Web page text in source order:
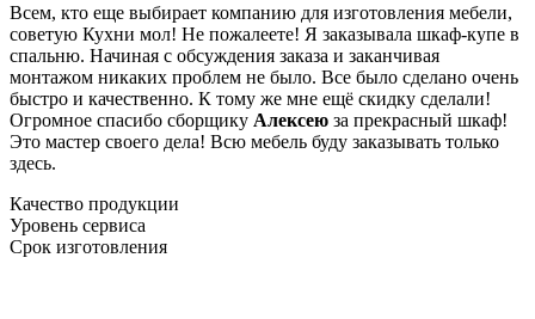
Всем, кто еще выбирает компанию для изготовления мебели,
советую Кухни мол! Не пожалеете! Я заказывала шкаф-купе в
спальню. Начиная с обсуждения заказа и заканчивая
монтажом никаких проблем не было. Все было сделано очень
быстро и качественно. К тому же мне ещё скидку сделали!
Огромное спасибо сборщику Алексею за прекрасный шкаф!
Это мастер своего дела! Всю мебель буду заказывать только
здесь.
Качество продукции
Уровень сервиса
Срок изготовления